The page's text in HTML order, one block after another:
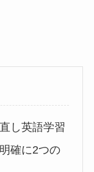
し英語学習
確に2つの